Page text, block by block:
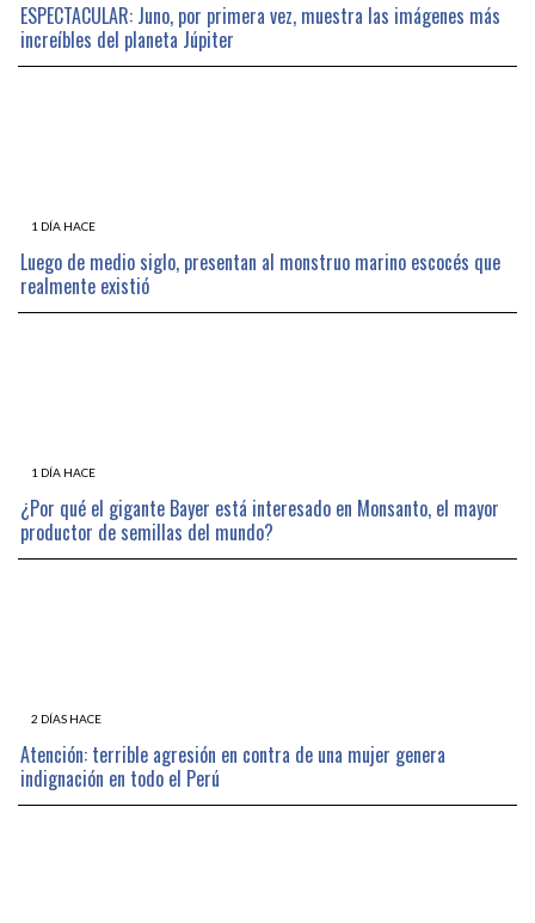
ESPECTACULAR: Juno, por primera vez, muestra las imágenes más
increíbles del planeta Júpiter
1 DÍA HACE
Luego de medio siglo, presentan al monstruo marino escocés que
realmente existió
1 DÍA HACE
¿Por qué el gigante Bayer está interesado en Monsanto, el mayor
productor de semillas del mundo?
2 DÍAS HACE
Atención: terrible agresión en contra de una mujer genera
indignación en todo el Perú